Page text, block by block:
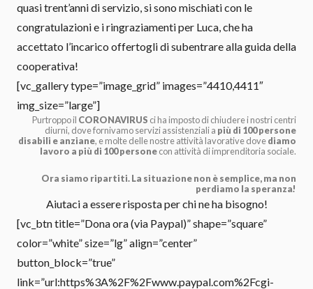
quasi trent’anni di servizio, si sono mischiati con le
congratulazioni e i ringraziamenti per Luca, che ha
accettato l’incarico offertogli di subentrare alla guida della
cooperativa!
[vc_gallery type=”image_grid” images=”4410,4411″
img_size=”large”]
Purtroppo il CORONAVIRUS ci ha imposto di chiudere i nostri centri
diurni, dove fornivamo servizi assistenziali a più di 100 persone
disabili e anziane, e molte delle nostre attività lavorative dovediamo
lavoro a più di 100 personecon attività di imprenditoria sociale.
Ora siamo ripartiti. La situazione non è semplice, ma non
perdiamo la speranza!
Aiutaci a essere risposta per chi ne ha bisogno!
[vc_btn title=”Dona ora (via Paypal)” shape=”square”
color=”white” size=”lg” align=”center”
button_block=”true”
link=”url:https%3A%2F%2Fwww.paypal.com%2Fcgi-